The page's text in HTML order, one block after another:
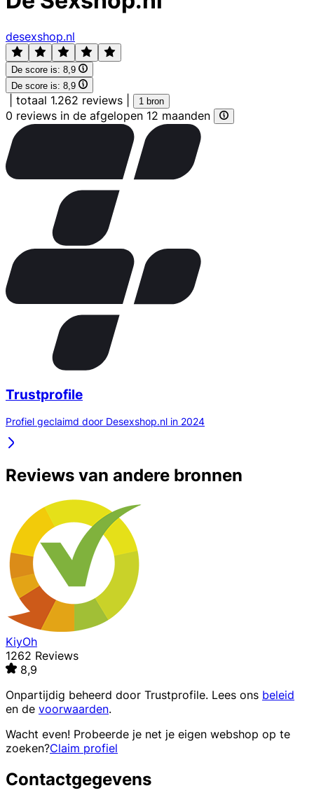
desexshop.nl
De score is: 8,9
De score is: 8,9
totaal 1.262 reviews 1 bron
0 reviews in de afgelopen 12 maanden
Trustprofile
Profiel geclaimd door Desexshop.nl in 2024
Reviews van andere bronnen
KiyOh
1262 Reviews
8,9
Onpartijdig beheerd door Trustprofile. Lees ons beleid
en de voorwaarden.
Wacht even! Probeerde je net je eigen webshop op te
zoeken?Claim profiel
Contactgegevens